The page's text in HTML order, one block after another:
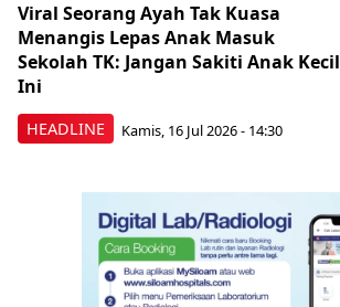
HEADLINE
Viral Seorang Ayah Tak Kuasa
Menangis Lepas Anak Masuk
Sekolah TK: Jangan Sakiti Anak Kecil
Ini
Kamis, 16 Jul 2026 - 14:30